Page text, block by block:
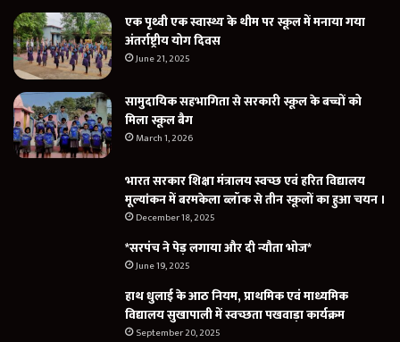
एक पृथ्वी एक स्वास्थ्य के थीम पर स्कूल में मनाया गया
अंतर्राष्ट्रीय योग दिवस
June 21, 2025
सामुदायिक सहभागिता से सरकारी स्कूल के बच्चों को
मिला स्कूल बैग
March 1, 2026
भारत सरकार शिक्षा मंत्रालय स्वच्छ एवं हरित विद्यालय
मूल्यांकन में बरमकेला ब्लॉक से तीन स्कूलों का हुआ चयन ।
December 18, 2025
*सरपंच ने पेड़ लगाया और दी न्यौता भोज*
June 19, 2025
हाथ धुलाई के आठ नियम, प्राथमिक एवं माध्यमिक
विद्यालय सुखापाली में स्वच्छता पखवाड़ा कार्यक्रम
September 20, 2025